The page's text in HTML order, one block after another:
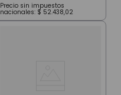
Precio sin impuestos
nacionales: $ 52.438,02